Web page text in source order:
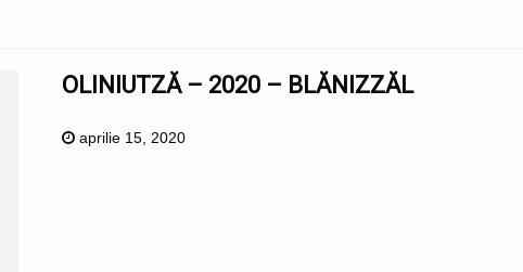
OLINIUTZĂ – 2020 – BLĂNIZZĂL
aprilie 15, 2020